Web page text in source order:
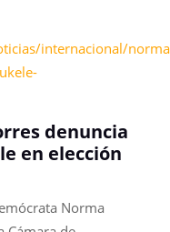
internacional/
denuncia
en elección
Norma